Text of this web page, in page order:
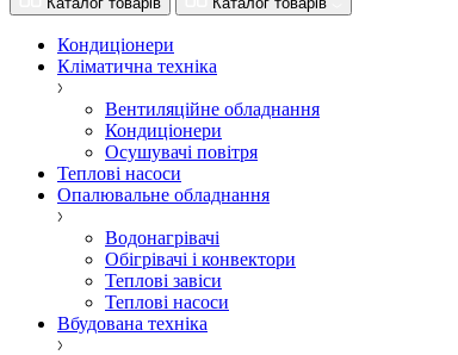
Кондиціонери
Кліматична техніка
Вентиляційне обладнання
Кондиціонери
Осушувачі повітря
Теплові насоси
Опалювальне обладнання
Водонагрівачі
Обігрівачі і конвектори
Теплові завіси
Теплові насоси
Вбудована техніка